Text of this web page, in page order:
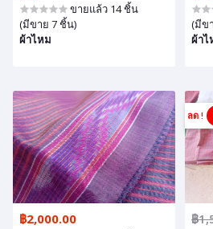
ขายแล้ว 14 ชิ้น
(มีขาย 7 ชิ้น)
ผ้าไหม
(มีข
ผ้าไ
฿2,000.00
ลด !
฿